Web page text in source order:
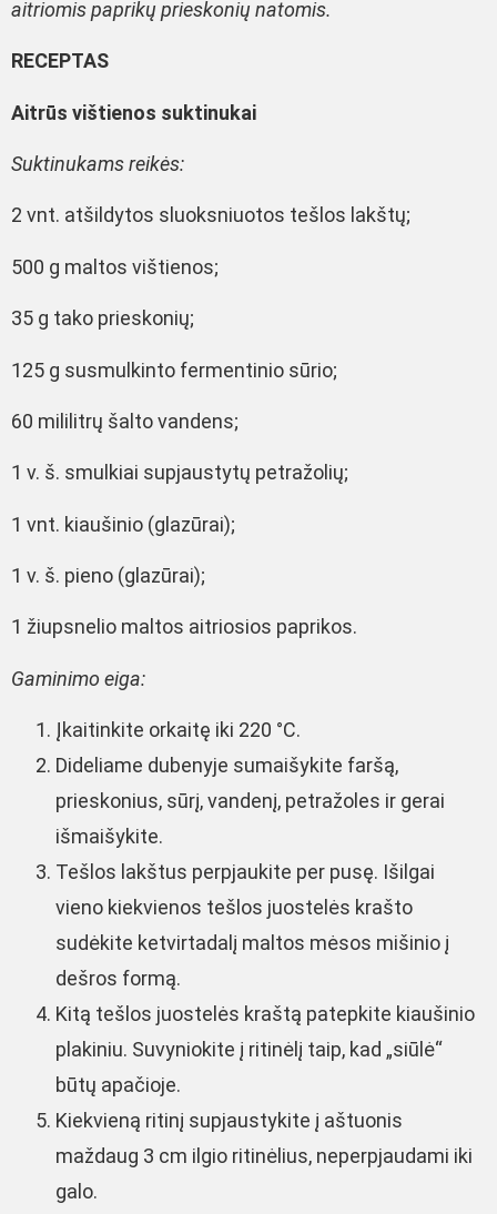
aitriomis paprikų prieskonių natomis.
RECEPTAS
Aitrūs vištienos suktinukai
Suktinukams reikės:
2 vnt. atšildytos sluoksniuotos tešlos lakštų;
500 g maltos vištienos;
35 g tako prieskonių;
125 g susmulkinto fermentinio sūrio;
60 mililitrų šalto vandens;
1 v. š. smulkiai supjaustytų petražolių;
1 vnt. kiaušinio (glazūrai);
1 v. š. pieno (glazūrai);
1 žiupsnelio maltos aitriosios paprikos.
Gaminimo eiga:
Įkaitinkite orkaitę iki 220 °C.
Dideliame dubenyje sumaišykite faršą,
prieskonius, sūrį, vandenį, petražoles ir gerai
išmaišykite.
Tešlos lakštus perpjaukite per pusę. Išilgai
vieno kiekvienos tešlos juostelės krašto
sudėkite ketvirtadalį maltos mėsos mišinio į
dešros formą.
Kitą tešlos juostelės kraštą patepkite kiaušinio
plakiniu. Suvyniokite į ritinėlį taip, kad „siūlė“
būtų apačioje.
Kiekvieną ritinį supjaustykite į aštuonis
maždaug 3 cm ilgio ritinėlius, neperpjaudami iki
galo.